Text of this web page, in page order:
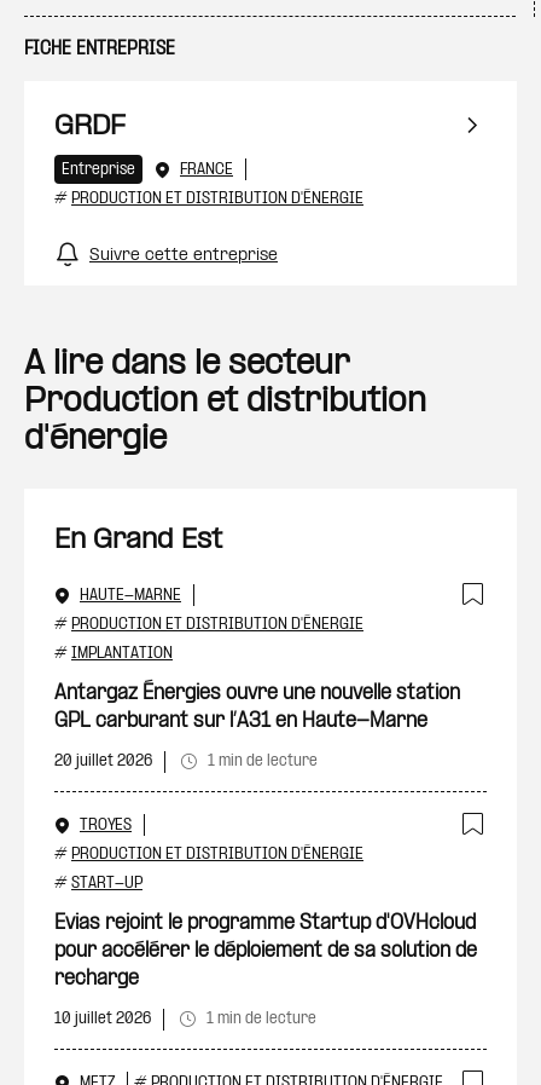
FICHE ENTREPRISE
GRDF
Entreprise
FRANCE
# PRODUCTION ET DISTRIBUTION D'ÉNERGIE
Suivre cette entreprise
A lire dans le secteur
Production et distribution
d'énergie
En Grand Est
HAUTE-MARNE
# PRODUCTION ET DISTRIBUTION D'ÉNERGIE
# IMPLANTATION
Antargaz Énergies ouvre une nouvelle station
GPL carburant sur l’A31 en Haute-Marne
20 juillet 2026 1 min de lecture
TROYES
# PRODUCTION ET DISTRIBUTION D'ÉNERGIE
# START-UP
Evias rejoint le programme Startup d'OVHcloud
pour accélérer le déploiement de sa solution de
recharge
10 juillet 2026 1 min de lecture